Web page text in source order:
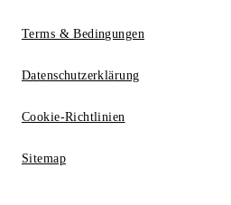
Terms & Bedingungen
Datenschutzerklärung
Cookie-Richtlinien
Sitemap